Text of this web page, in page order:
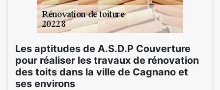
Les aptitudes de A.S.D.P Couverture
pour réaliser les travaux de rénovation
des toits dans la ville de Cagnano et
ses environs